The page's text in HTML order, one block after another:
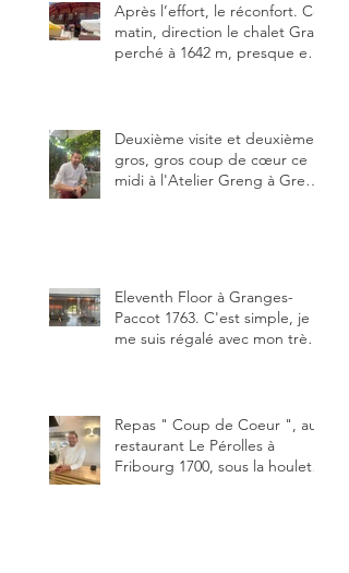
Après l’effort, le réconfort. Ce
matin, direction le chalet Grat
perché à 1642 m, presque en
de plaisir.
Deuxième visite et deuxième
gros, gros coup de cœur ce
midi à l'Atelier Greng à Greng
Eleventh Floor à Granges-
Paccot 1763. C'est simple, je
me suis régalé avec mon très
10.
Repas " Coup de Coeur ", au
restaurant Le Pérolles à
Fribourg 1700, sous la houlette